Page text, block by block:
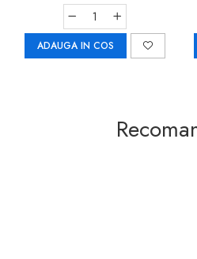
ADAUGA IN COS